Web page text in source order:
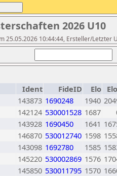
2026 U10
25.05.2026 10:44:44, Ersteller/Letzter
Ident FideID Elo
143873 1690248 1940
142124 530001528 1687
143928 1690450 1641
146870 530012740 1598
143098 1692780 1585
145220 530002869 1576
145850 530011795 1570